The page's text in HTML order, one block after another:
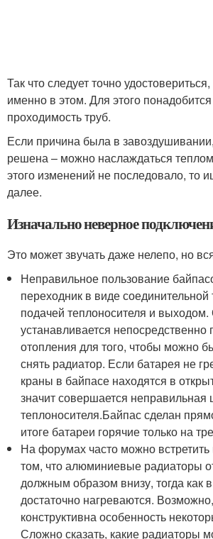
Так что следует точно
именно в этом. Для этого
проходимость труб.
Если причина была в
решена – можно наслаждаться
этого изменений не последовало, то
далее.
Изначально неверное
Это может звучать даже нелепо, но
Неправильное пользование
переходник в виде
подачей теплоносителя и выходом.
устанавливается
отопления для того, чтобы можно
снять радиатор. Если батарея не
краны в байпасе находятся в
значит совершается неправильная
теплоносителя.Байпас сделан
итоге батареи горячие только на
На форумах часто можно
том, что алюминиевые радиаторы
должным образом внизу, тогда как
достаточно нагреваются.
конструктивна особенность
Сложно сказать, какие радиаторы